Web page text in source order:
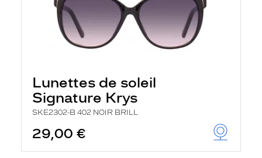
Lunettes de soleil
Signature Krys
SKE2302-B 402 NOIR BRILL
29,00 €